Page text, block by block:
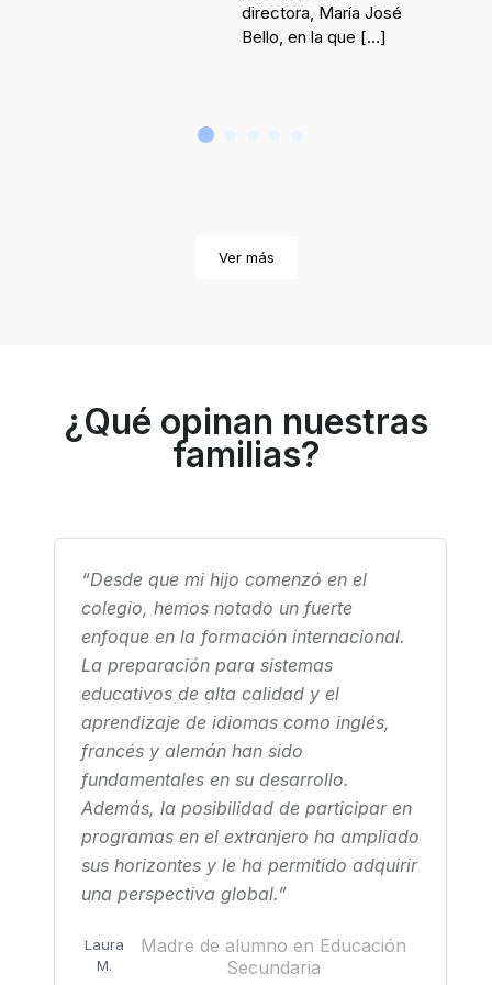
directora, María José
Bello, en la que […]
Ver más
¿Qué opinan nuestras
familias?
“Desde que mi hijo comenzó en el
colegio, hemos notado un fuerte
enfoque en la formación internacional.
La preparación para sistemas
educativos de alta calidad y el
aprendizaje de idiomas como inglés,
francés y alemán han sido
fundamentales en su desarrollo.
Además, la posibilidad de participar en
programas en el extranjero ha ampliado
sus horizontes y le ha permitido adquirir
una perspectiva global.”
Laura
M.
Madre de alumno en Educación
Secundaria